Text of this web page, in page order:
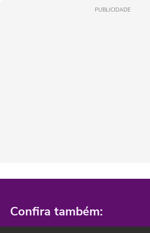
PUBLICIDADE
Confira também: